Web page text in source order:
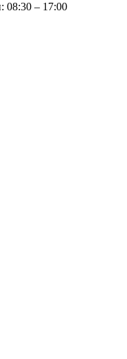
08:30 – 17:00